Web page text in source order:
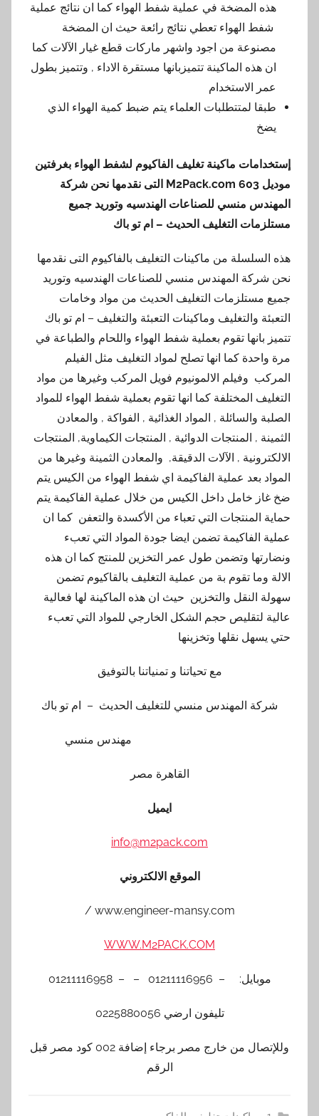
هذه المضخة في عملية شفط الهواء كما ان نتائج عملية
شفط الهواء تعطي نتائج رائعة حيث ان المضخة
مصنوعة من اجود واشهر ماركات قطع غيار الآلات كما
ان هذه الماكينة تتميزبانها مستقرة الاداء , وتتميز بطول
عمر الاستخدام
طبقا لمتتطلبات العلماء يتم ضبط كمية الهواء الذي
إستخدامات ماكينة تغليف الفاكيوم لشفط الهواء بغرفتين
موديل 603
التى نقدمها نحن شركة
المهندس منسي للصناعات الهندسيه وتوريد جميع
مستلزمات التغليف الحديث – ام تو باك
هذه السلسلة من ماكينات التغليف بالفاكيوم التى نقدمها
نحن شركة المهندس منسي للصناعات الهندسيه وتوريد
جميع مستلزمات التغليف الحديث من مواد وخامات
التعبئة والتغليف وماكينات التعبئة والتغليف – ام تو باك
تتميز بانها تقوم بعملية شفط الهواء واللحام والطباعة في
مرة واحدة كما انها تصلح لمواد التغليف مثل الفيلم
المركب وفيلم الالمونيوم فويل المركب وغيرها من مواد
التغليف المختلفة كما انها تقوم بعملية شفط الهواء للمواد
الصلبة والسائلة , المواد الغذائية , الفواكة , والمعادن
الثمينة , المنتجات الدوائية , المنتجات الكيماوية, المنتجات
الالكترونية , الآلات الدقيقة, والمعادن الثمينة وغيرها من
المواد بعد عملية الفاكيمة اي شفط الهواء من الكيس يتم
ضخ غاز خامل داخل الكيس من خلال عملية الفاكيمة يتم
حماية المنتجات التي تعباء من الأكسدة والتعفن كما ان
عملية الفاكيمة تضمن ايضا جودة المواد التي تعبء
ونضارتها وتضمن طول عمر التخزين للمنتج كما ان هذه
الالة وما تقوم بة من عملية التغليف بالقاكيوم تضمن
سهولة النقل والتخزين حيث ان هذه الماكينة لها فعالية
عالية لتقليص حجم الشكل الخارجي للمواد التي تعبء
حتي يسهل نقلها وتخزينها
مع تحياتنا و تمنياتنا بالتوفيق
شركة المهندس منسي للتغليف الحديث – ام تو باك
مهندس منسي
القاهرة مصر
info@m2pack.com
الموقع الالكتروني
www.engineer-mansy.com /
WWW.M2PACK.COM
موبايل: – 01211116956 – – 01211116958
تليفون ارضي 0225880056
وللإتصال من خارج مصر برجاء إضافة 002 كود مصر قبل